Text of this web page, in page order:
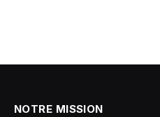
NOTRE MISSION